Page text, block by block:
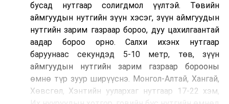
бусад нутгаар солигдмол үүлтэй. Төвийн
аймгуудын нутгийн зүүн хэсэг, зүүн аймгуудын
нутгийн зарим газраар бороо, дуу цахилгаантай
аадар бороо орно. Салхи ихэнх нутгаар
баруунаас секундэд 5-10 метр, төв, зүүн
аймгуудын нутгийн зарим газраар борооны
өмнө түр зуур ширүүснэ. Монгол-Алтай, Хангай,
Хөвсгөл, Хэнтийн уулархаг нутгаар 17-22 хэм,